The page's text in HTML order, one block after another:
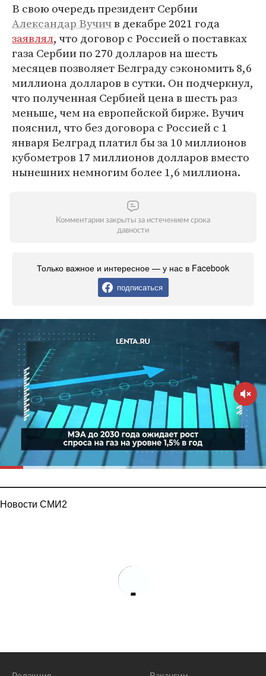
В свою очередь президент Сербии
Александар Вучичв декабре 2021 года
заявлял, что договор с Россией о поставках
газа Сербии по 270 долларов на шесть
месяцев позволяет Белграду сэкономить 8,6
миллиона долларов в сутки. Он подчеркнул,
что полученная Сербией цена в шесть раз
меньше, чем на европейской бирже. Вучич
пояснил, что без договора с Россией с 1
января Белград платил бы за 10 миллионов
кубометров 17 миллионов долларов вместо
нынешних немногим более 1,6 миллиона.
Комментарии закрыты за истечением срока
давности
Только важное и интересное — у нас в Facebook
подписаться
Новости СМИ2